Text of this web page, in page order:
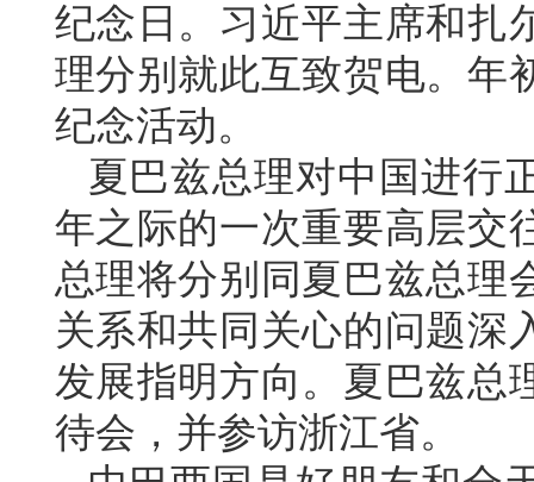
纪念日。习近平主席和扎
理分别就此互致贺电。年
纪念活动。
夏巴兹总理对中国进行
年之际的一次重要高层交
总理将分别同夏巴兹总理
关系和共同关心的问题深
发展指明方向。夏巴兹总
待会，并参访浙江省。